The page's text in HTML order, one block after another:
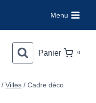
Menu
Panier 0
/ Villes / Cadre déco